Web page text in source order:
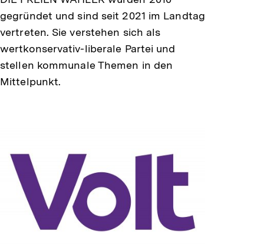
gegründet und sind seit 2021 im Landtag
vertreten. Sie verstehen sich als
wertkonservativ-liberale Partei und
stellen kommunale Themen in den
Mittelpunkt.